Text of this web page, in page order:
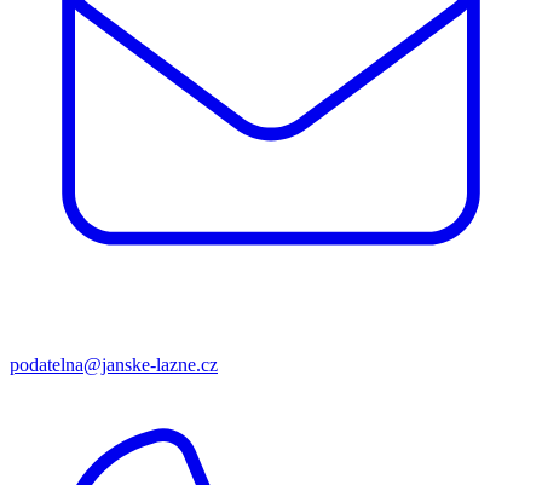
podatelna@janske-lazne.cz